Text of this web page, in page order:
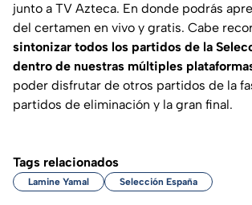
junto a TV Azteca. En donde podrás
del certamen en vivo y gratis. Cabe
sintonizar todos los partidos de la
dentro de nuestras múltiples
poder disfrutar de otros partidos de la
partidos de eliminación y la gran final.
Tags relacionados
Lamine Yamal Selección España